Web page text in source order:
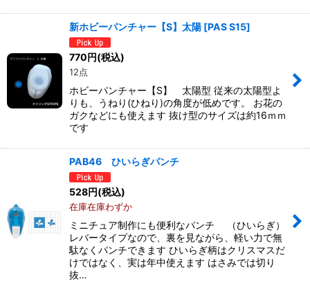
新ホビーパンチャー【S】太陽 [PAS S15]
770円(税込)
12点
ホビーパンチャー【S】 太陽型 従来の太陽型よ
りも、うねり(ひねり)の角度が低めです。 お花の
ガクなどにも使えます 抜け型のサイズは約16ｍｍ
です
PAB46 ひいらぎパンチ
528円(税込)
在庫在庫わずか
ミニチュア制作にも便利なパンチ （ひいらぎ）
レバータイプなので、裏を見ながら、軽い力で無
駄なくパンチできます ひいらぎ柄はクリスマスだ
けではなく、実は年中使えます はさみでは切り
抜…